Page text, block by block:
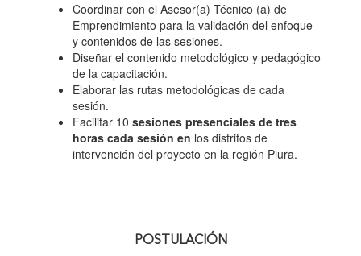
Coordinar con el Asesor(a) Técnico (a) de
Emprendimiento para la validación del enfoque
y contenidos de las sesiones.
Diseñar el contenido metodológico y pedagógico
de la capacitación.
Elaborar las rutas metodológicas de cada
sesión.
Facilitar 10 sesiones presenciales de tres
horas cada sesión en los distritos de
intervención del proyecto en la región Piura.
POSTULACIÓN